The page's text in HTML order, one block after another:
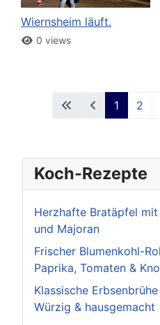
Wiernsheim läuft.
0 views
1 2
Koch-Rezepte
Herzhafte Bratäpfel
und Majoran
Frischer Blumenkohl-
Paprika, Tomaten &
Klassische
Würzig & hausgemacht